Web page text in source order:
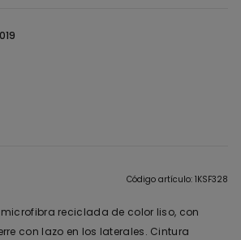
Código artículo: 1KSF328
reciclada de color liso, con
con lazo en los laterales. Cintura